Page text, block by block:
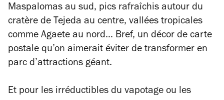
Maspalomas au sud, pics rafraîchis autour du
cratère de Tejeda au centre, vallées tropicales
comme Agaete au nord… Bref, un décor de carte
postale qu’on aimerait éviter de transformer en
parc d’attractions géant.
Et pour les irréductibles du vapotage ou les